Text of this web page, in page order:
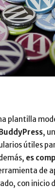
plantilla
,
útiles
es
de
con inicio